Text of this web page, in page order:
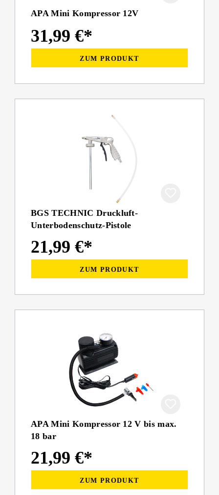
APA Mini Kompressor 12V
31,99 €*
ZUM PRODUKT
BGS TECHNIC Druckluft-
Unterbodenschutz-Pistole
21,99 €*
ZUM PRODUKT
APA Mini Kompressor 12 V bis max.
18 bar
21,99 €*
ZUM PRODUKT